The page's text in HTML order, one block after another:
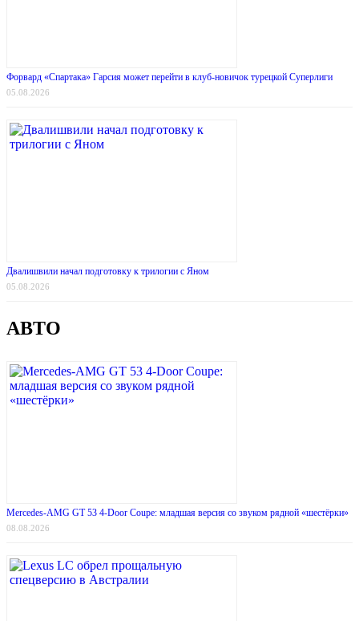
Форвард «Спартака» Гарсия может перейти в клуб-новичок турецкой Суперлиги
05.08.2026
Двалишвили начал подготовку к трилогии с Яном
05.08.2026
АВТО
Mercedes-AMG GT 53 4-Door Coupe: младшая версия со звуком рядной «шестёрки»
08.08.2026